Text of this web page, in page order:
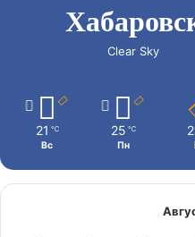
Clear Sky
21 ℃
Вс
25 ℃
Пн